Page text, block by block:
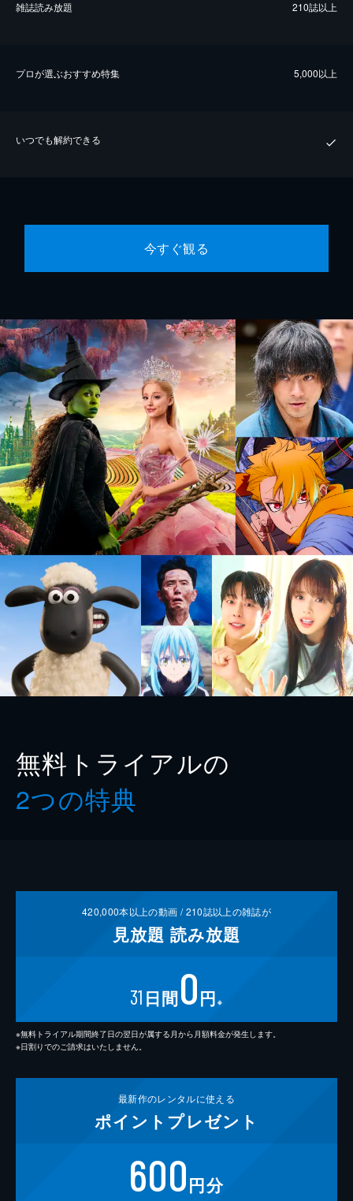
雑誌読み放題 210誌以上
プロが選ぶおすすめ特集 5,000以上
いつでも解約できる
今すぐ観る
無料トライアルの
2つの特典
420,000本以上の動画 /210誌以上の雑誌が
見放題 読み放題
31 日間0円 ※
※無料トライアル期間終了日の翌日が属する月から月額料金が発生します。
※日割りでのご請求はいたしません。
最新作のレンタルに使える
ポイント プレゼント
600円分